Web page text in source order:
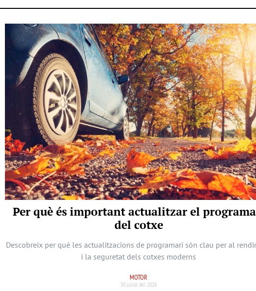
Per què és important actualitzar el
del cotxe
Descobreix per què les actualitzacions de programari són clau per al
i la seguretat dels cotxes moderns
MOTOR
30 juliol del 2026